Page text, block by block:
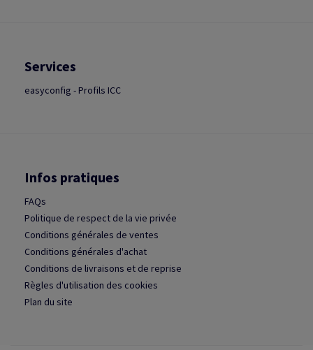
Services
easyconfig - Profils ICC
Infos pratiques
FAQs
Politique de respect de la vie privée
Conditions générales de ventes
Conditions générales d'achat
Conditions de livraisons et de reprise
Règles d'utilisation des cookies
Plan du site